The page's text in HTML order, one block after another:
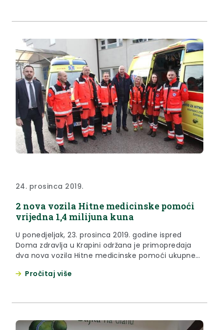
24. prosinca 2019.
2 nova vozila Hitne medicinske pomoći
vrijedna 1,4 milijuna kuna
U ponedjeljak, 23. prosinca 2019. godine ispred
Doma zdravlja u Krapini održana je primopredaja
dva nova vozila Hitne medicinske pomoći ukupne
Pročitaj više